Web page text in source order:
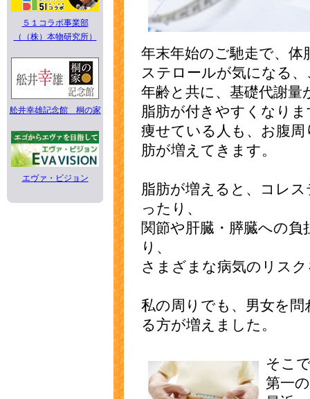
５１コラボ事業部
（（株）本物研究所）
舩井幸雄記念館 桐の家
エヴァ・ビジョン
年末年始のご馳走で、体
ステロールが気になる
年齢と共に、基礎代謝量
脂肪が付きやすくなり
痩せている人も、お腹周
肪が増えてきます。
脂肪が増えると、コレ
ったり、
関節や肝臓・膵臓への
り、
さまざまな病気のリス
私の周りでも、男女を
る方が増えました。
そこ
第一